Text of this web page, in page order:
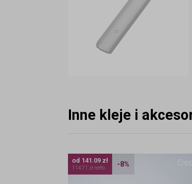
Inne kleje i
od 141.09 zł
114.71 zł netto -8%